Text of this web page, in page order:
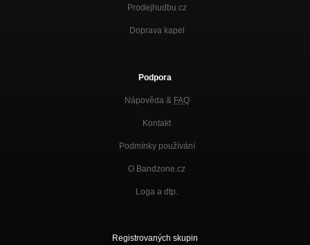
Prodejhudbu.cz
Doprava kapel
Podpora
Nápověda & FAQ
Kontakt
Podmínky používání
O Bandzone.cz
Loga a dtp.
Registrovaných skupin